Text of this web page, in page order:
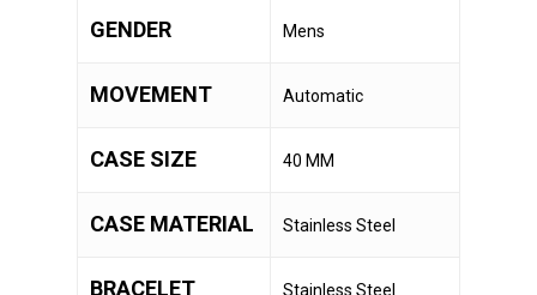
GENDER Mens
MOVEMENT Automatic
CASE SIZE 40 MM
CASE MATERIAL Stainless Steel
BRACELET Stainless Steel